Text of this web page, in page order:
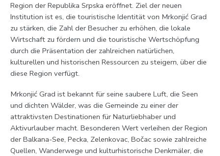
Region der Republika Srpska eröffnet. Ziel der neuen
Institution ist es, die touristische Identität von Mrkonjić Grad
zu stärken, die Zahl der Besucher zu erhöhen, die lokale
Wirtschaft zu fördern und die touristische Wertschöpfung
durch die Präsentation der zahlreichen natürlichen,
kulturellen und historischen Ressourcen zu steigern, über die
diese Region verfügt.
Mrkonjić Grad ist bekannt für seine saubere Luft, die Seen
und dichten Wälder, was die Gemeinde zu einer der
attraktivsten Destinationen für Naturliebhaber und
Aktivurlauber macht. Besonderen Wert verleihen der Region
der Balkana-See, Pecka, Zelenkovac, Bočac sowie zahlreiche
Quellen, Wanderwege und kulturhistorische Denkmäler, die